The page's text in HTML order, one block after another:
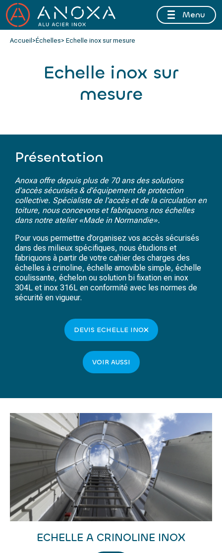
FERMETURE ESTIVALE DU 10 AU 16 AOÛT 2026 INCLUSMenu
Accueil >Échelles> Echelle inox sur mesure
Echelle inox sur
mesure
Présentation
Anoxa offre depuis plus de 70 ans des solutions
d’accès sécurisés & d’équipement de protection
collective. Spécialiste de l’accès et de la circulation en
toiture, nous concevons et fabriquons nos échelles
dans notre atelier «Made in Normandie».
Pour vous permettre d’organisez vos accès sécurisés
dans des milieux spécifiques, nous étudions et
fabriquons à partir de votre cahier des charges des
échelles à crinoline, échelle amovible simple, échelle
coulissante, échelon ou solution bi fixation en inox
304L et inox 316L en conformité avec les normes de
sécurité en vigueur.
DEVIS ECHELLE INOX
VOIR AUSSI
ECHELLE A CRINOLINE INOX